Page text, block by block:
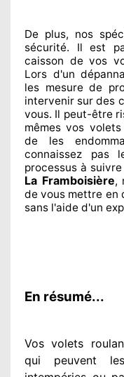
De plus, nos
sécurité. Il est
caisson de vos
Lors d'un
les mesure de
intervenir sur des
vous. Il peut-être
mêmes vos
de les
connaissez pas
processus à
La Framboisière,
de vous mettre en
sans l'aide d'un
En résumé...
Vos volets
qui peuvent